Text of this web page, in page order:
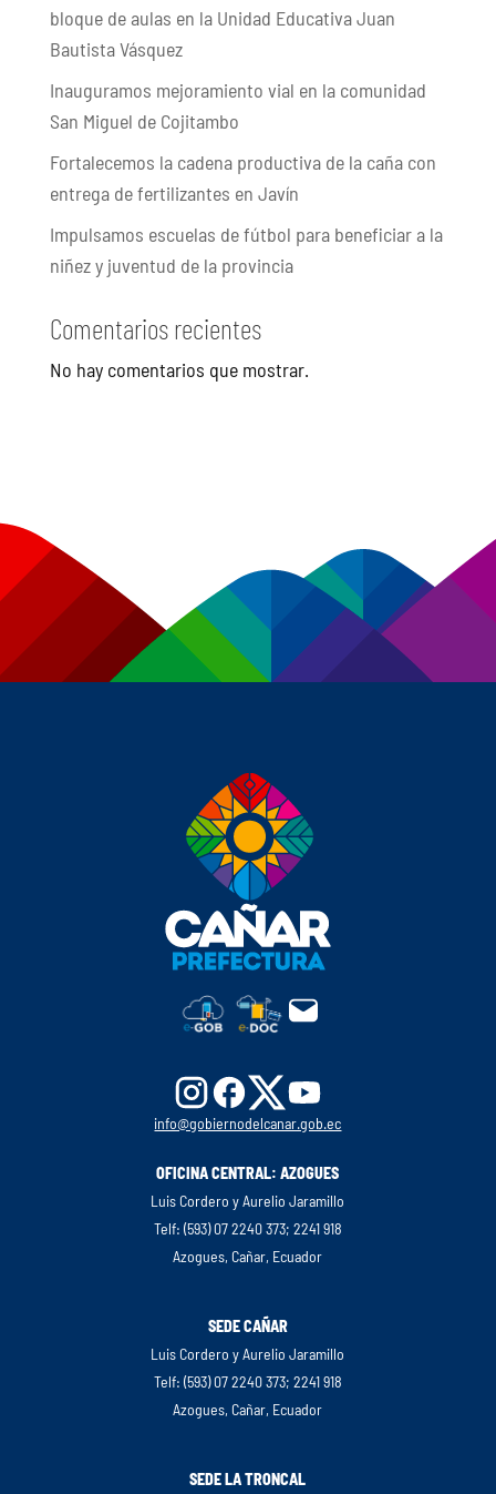
bloque de aulas en la Unidad Educativa Juan
Bautista Vásquez
Inauguramos mejoramiento vial en la comunidad
San Miguel de Cojitambo
Fortalecemos la cadena productiva de la caña con
entrega de fertilizantes en Javín
Impulsamos escuelas de fútbol para beneficiar a la
niñez y juventud de la provincia
Comentarios recientes
No hay comentarios que mostrar.
info@gobiernodelcanar.gob.ec
OFICINA CENTRAL: AZOGUES
Luis Cordero y Aurelio Jaramillo
Telf: (593) 07 2240 373; 2241 918
Azogues, Cañar, Ecuador
SEDE CAÑAR
Luis Cordero y Aurelio Jaramillo
Telf: (593) 07 2240 373; 2241 918
Azogues, Cañar, Ecuador
SEDE LA TRONCAL